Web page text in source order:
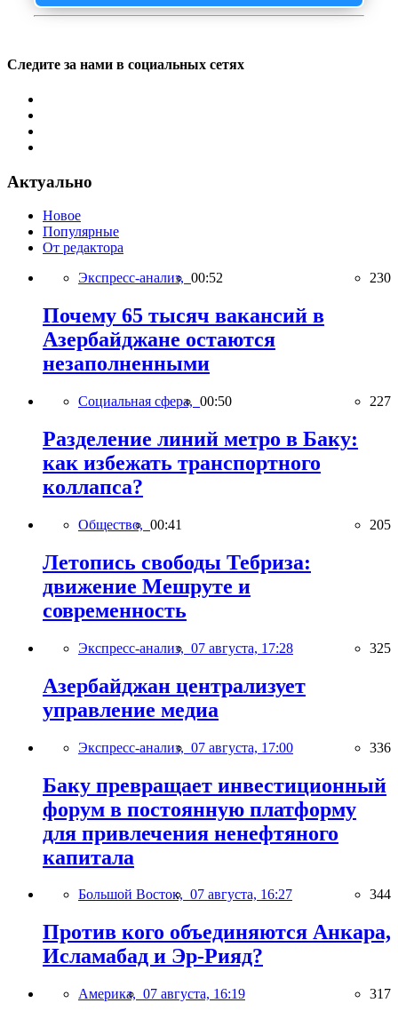
Следите за нами в социальных сетях
Актуально
Новое
Популярные
От редактора
Экспресс-анализ, 00:52 230
Почему 65 тысяч вакансий в
Азербайджане остаются
незаполненными
Социальная сфера, 00:50 227
Разделение линий метро в Баку:
как избежать транспортного
коллапса?
Общество, 00:41 205
Летопись свободы Тебриза:
движение Мешруте и
современность
Экспресс-анализ, 07 августа, 17:28 325
Азербайджан централизует
управление медиа
Экспресс-анализ, 07 августа, 17:00 336
Баку превращает инвестиционный
форум в постоянную платформу
для привлечения ненефтяного
капитала
Большой Восток, 07 августа, 16:27 344
Против кого объединяются Анкара,
Исламабад и Эр-Рияд?
Америка, 07 августа, 16:19 317